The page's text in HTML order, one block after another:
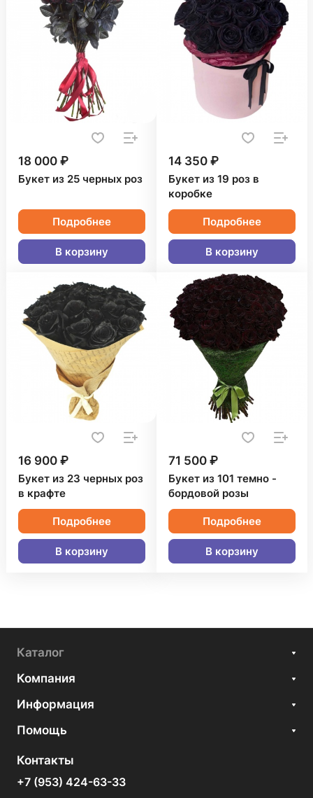
18 000 ₽
Букет из 25 черных роз
Подробнее
В корзину
14 350 ₽
Букет из 19 роз в
коробке
Подробнее
В корзину
16 900 ₽
Букет из 23 черных роз
в крафте
Подробнее
В корзину
71 500 ₽
Букет из 101 темно -
бордовой розы
Подробнее
В корзину
Каталог
Компания
Информация
Помощь
Контакты
+7 (953) 424-63-33